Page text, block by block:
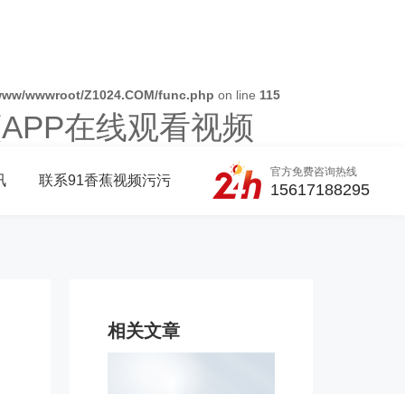
wwwroot/Z1024.COM/func.php on line 115
在线观看视频
联系91香蕉视频污污
官方免费咨询热线
15617188295
相关文章